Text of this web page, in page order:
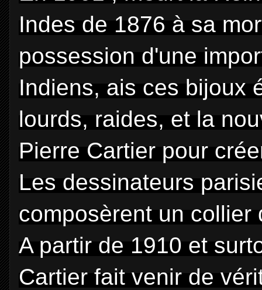
Indes de 1876 à sa
possession d'une
Indiens, ais ces bijoux
lourds, raides, et la
Pierre Cartier pour
Les dessinateurs
composèrent un
A partir de 1910 et
Cartier fait venir de